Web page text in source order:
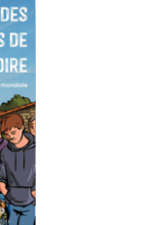
de la